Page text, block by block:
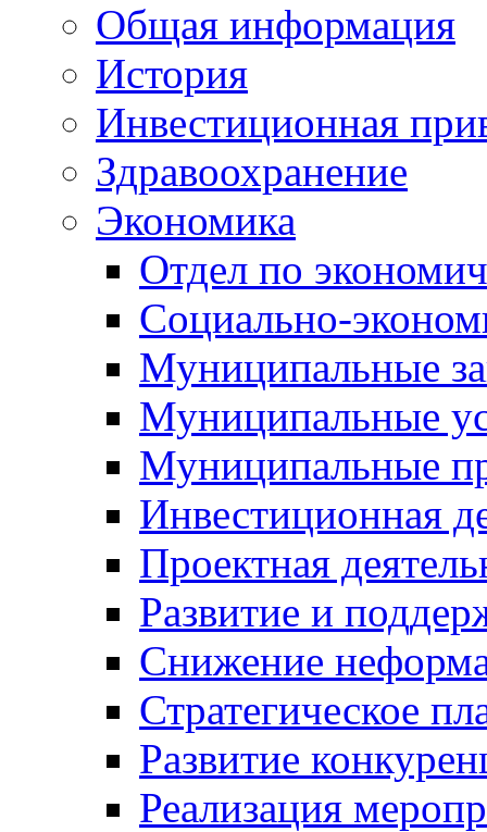
Общая информация
История
Инвестиционная
Здравоохранение
Экономика
Отдел по
Социально-
Муниципальные
Муниципальные
Муниципальные
Инвестиционная
Проектная
Развитие и
Снижение
Стратегическое
Развитие
Реализация